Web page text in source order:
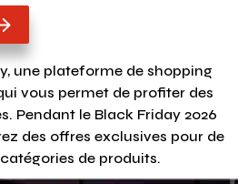
une plateforme de shopping
vous permet de profiter des
Pendant le Black Friday 2026
des offres exclusives pour de
de produits.